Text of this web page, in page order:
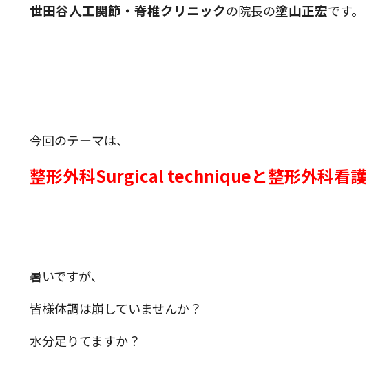
世田谷人工関節・脊椎クリニックの院長の塗山正宏です。
今回のテーマは、
整形外科Surgical techniqueと整形外科看護
暑いですが、
皆様体調は崩していませんか？
水分足りてますか？